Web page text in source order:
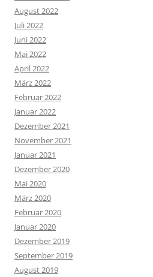
August 2022
Juli 2022
Juni 2022
Mai 2022
April 2022
März 2022
Februar 2022
Januar 2022
Dezember 2021
November 2021
Januar 2021
Dezember 2020
Mai 2020
März 2020
Februar 2020
Januar 2020
Dezember 2019
September 2019
August 2019